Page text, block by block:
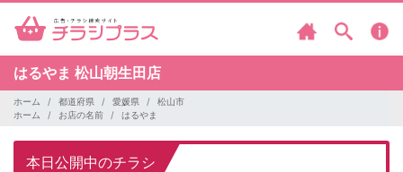
はるやま 松山朝生田店
ホーム 都道府県 愛媛県
松山市
ホーム
お店の名前 はるやま
本日公開中のチラシ